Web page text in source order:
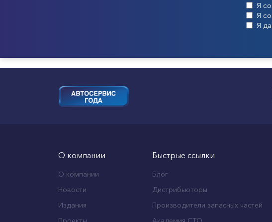
Я
Я
Я
О компании
О компании
Новости
Издания
Быстрые ссылки
Блог
Дистрибьюторы
Производители запасных частей